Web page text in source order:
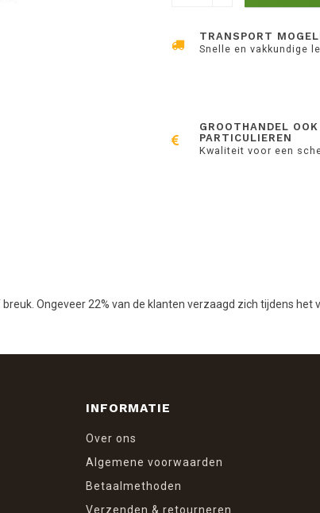
TRANSPORT
Snelle en vakkundige
GROOTHANDEL OOK
PARTICULIEREN
Kwaliteit voor een
Ongeveer 22% van de klanten verzaagd zich tijdens het
INFORMATIE
Over ons
Algemene voorwaarden
Betaalmethoden
Verzenden & retourneren